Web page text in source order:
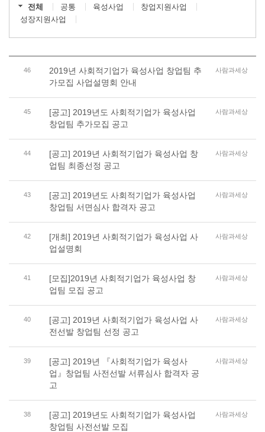
전체 공통 육성사업
창업지원사업
성장지원사업
46
2019년 사회적기업가 육성사업 창업팀 추
가모집 사업설명회 안내
사람과세상
45
[공고] 2019년도 사회적기업가 육성사업
창업팀 추가모집 공고
사람과세상
44
[공고] 2019년 사회적기업가 육성사업 창
업팀 최종선정 공고
사람과세상
43
[공고] 2019년도 사회적기업가 육성사업
창업팀 서면심사 합격자 공고
사람과세상
42
[개최] 2019년 사회적기업가 육성사업 사
업설명회
사람과세상
41
[모집]2019년 사회적기업가 육성사업 창
업팀 모집 공고
사람과세상
40
[공고] 2019년 사회적기업가 육성사업 사
전선발 창업팀 선정 공고
사람과세상
39
[공고] 2019년 『사회적기업가 육성사
업』창업팀 사전선발 서류심사 합격자 공
고
사람과세상
38
[공고] 2019년도 사회적기업가 육성사업
창업팀 사전선발 모집
사람과세상